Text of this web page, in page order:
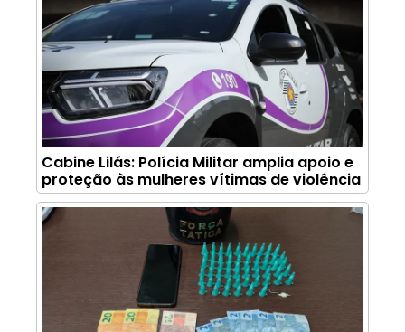
Cabine Lilás: Polícia Militar amplia apoio e
proteção às mulheres vítimas de violência